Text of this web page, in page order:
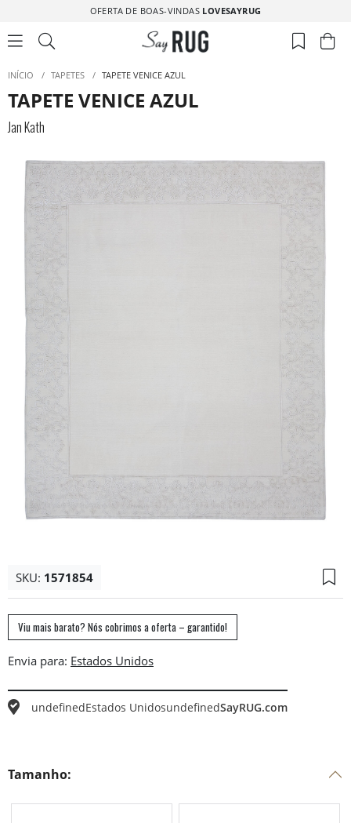
OFERTA DE BOAS-VINDAS LOVESAYRUG
INÍCIO / TAPETES / TAPETE VENICE AZUL
TAPETE VENICE AZUL
Jan Kath
SKU: 1571854
Viu mais barato? Nós cobrimos a oferta – garantido!
Envia para:
undefinedEstados UnidosundefinedSayRUG.com
Tamanho: